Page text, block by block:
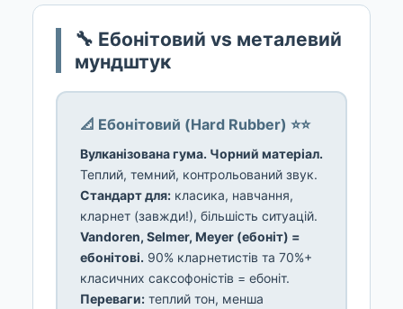
🔧 Ебонітовий vs металевий
мундштук
📐 Ебонітовий (Hard Rubber) ⭐⭐
Вулканізована гума. Чорний матеріал.
Теплий, темний, контрольований звук.
Стандарт для: класика, навчання,
кларнет (завжди!), більшість ситуацій.
Vandoren, Selmer, Meyer (ебоніт) =
ебонітові. 90% кларнетистів та 70%+
класичних саксофоністів = ебоніт.
Переваги: теплий тон, менша